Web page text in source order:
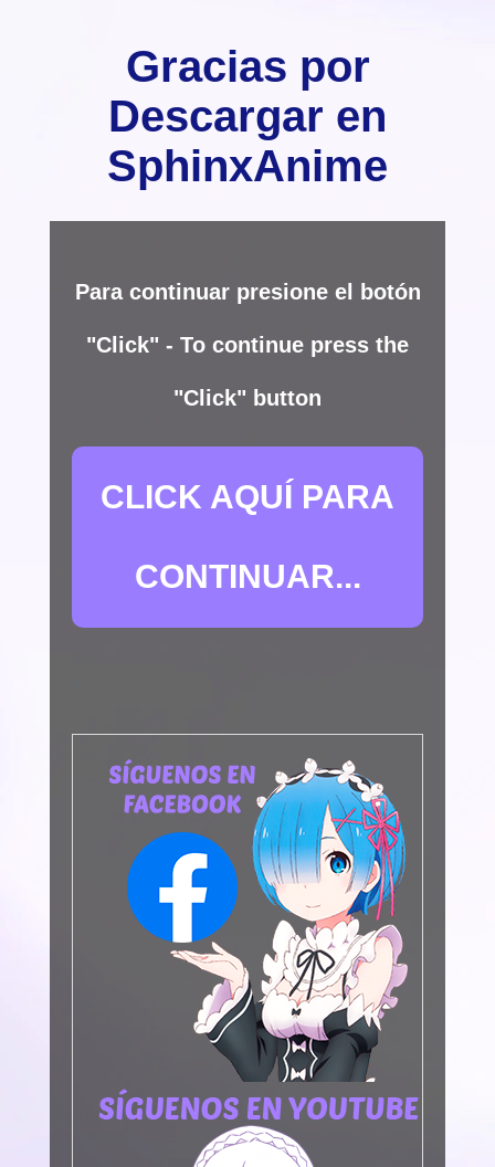
Gracias por
Descargar en
SphinxAnime
Para continuar presione el botón
"Click" - To continue press the
"Click" button
CLICK AQUÍ PARA
CONTINUAR...